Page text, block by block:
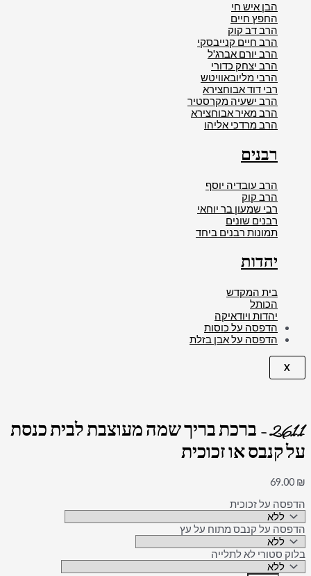
הבן איש חי
החפץ חיים
הרב דב קוק
הרב חיים קנייבסקי
הרב יורם אברג'ל
הרב יצחק כדורי
הרבי מליובאוויטש
רבי דוד אבוחצירא
הרב ישעיה מקרסטיר
הרב מאיר אבוחצירא
הרב מרדכי אליהו
רבנים
הרב עובדיה יוסף
הרב קוק
רבי שמעון בר יוחאי
רבנים שונים
תמונות רבנים ביחד
יהדות
בית המקדש
הכותל
יהדות ויודאיקה
הדפסה על כוסות
הדפסה על אבן בזלת
X
2611 – ברכת בריך שמה מעוצבת לבית כנסת
על קנבס או זכוכית
69.00 ₪
הדפסה על זכוכית
הדפסה על קנבס מתוח על עץ
בלוק סטורי לא לתלייה